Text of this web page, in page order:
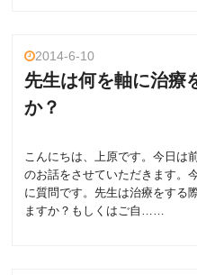
2014-6-10
先生は何を軸に治療
か？
こんにちは、上原です。今日は
のお話をさせていただきます。
に質問です。先生は治療をする
ますか？もしくはご自……